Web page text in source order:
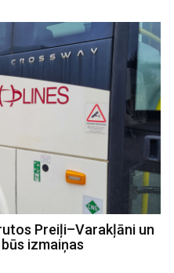
Preiļi–Varakļāni un
izmaiņas